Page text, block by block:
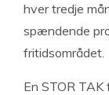
hver tredje
spændende
fritidsområdet.
En STOR